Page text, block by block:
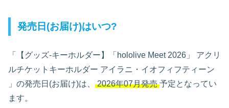
発売日(お届け)はいつ?
「【グッズ-キーホルダー】「hololive Meet 2026」 アクリ
ルチケットキーホルダー アイラニ・イオフィフティーン
」の発売日(お届け)は、 2026年07月発売 予定となってい
ます。